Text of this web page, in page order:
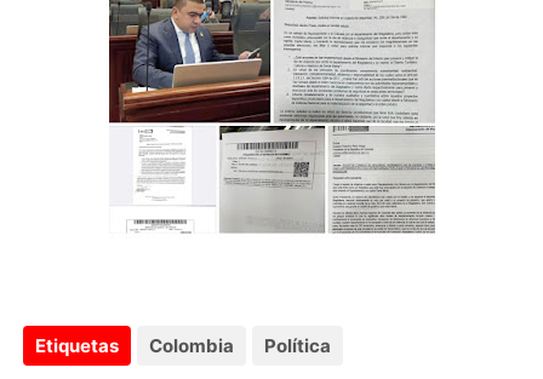
Etiquetas Colombia Política